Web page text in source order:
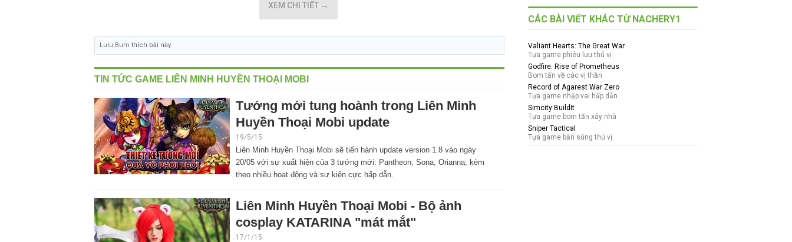
XEM CHI TIẾT →
Lulu.Bum thích bài này.
TIN TỨC GAME LIÊN MINH HUYỀN THOẠI MOBI
Tướng mới tung hoành trong Liên Minh
Huyền Thoại Mobi update
19/5/15
Liên Minh Huyền Thoại Mobi sẽ tiến hành update version 1.8 vào ngày
20/05 với sự xuất hiện của 3 tướng mới: Pantheon, Sona, Orianna; kèm
theo nhiều hoạt động và sự kiện cực hấp dẫn.
Liên Minh Huyền Thoại Mobi - Bộ ảnh
cosplay KATARINA "mát mắt"
17/1/15
CÁC BÀI VIẾT KHÁC TỪ NACHERY1
Valiant Hearts: The Great War
Tựa game phiêu lưu thú vị
Godfire: Rise of Prometheus
Bom tấn về các vị thần
Record of Agarest War Zero
Tựa game nhập vai hấp dẫn
Simcity BuildIt
Tựa game bom tấn xây nhà
Sniper Tactical
Tựa game bắn súng thú vị